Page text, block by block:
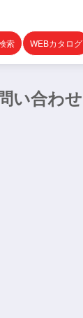
索 WEBカタログ
い合わせ